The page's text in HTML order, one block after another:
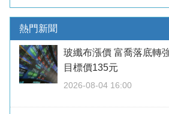
熱門新聞
玻纖布漲價 富喬落底轉
目標價135元
2026-08-04 16:00